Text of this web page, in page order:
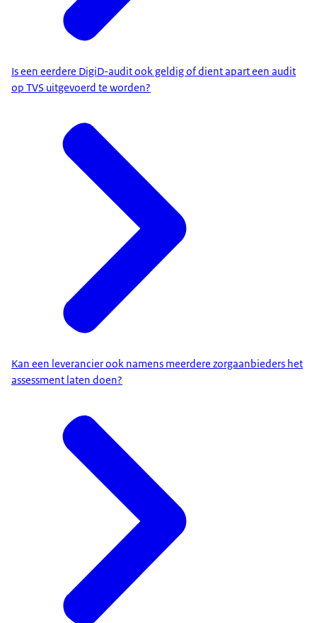
Is een eerdere DigiD-audit ook geldig of dient apart een audit
op TVS uitgevoerd te worden?
Kan een leverancier ook namens meerdere zorgaanbieders het
assessment laten doen?